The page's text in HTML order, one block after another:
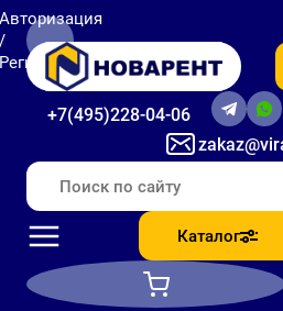
+7(495)228-04-06
Каталог